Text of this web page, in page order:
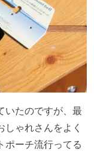
いたのですが、最
しゃれさんをよく
ポーチ流行ってる